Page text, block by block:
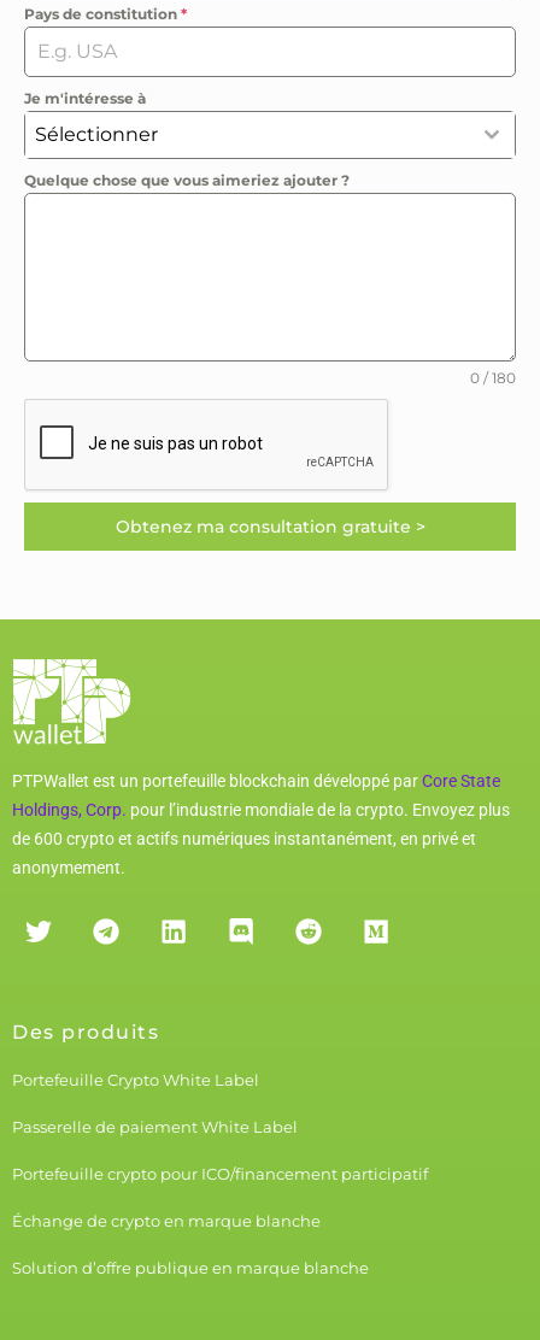
Pays de constitution *
Je m'intéresse à
Sélectionner
Quelque chose que vous aimeriez ajouter ?
0 / 180
Obtenez ma consultation gratuite >
PTPWallet est un portefeuille blockchain développé parCore State
Holdings, Corp. pour l’industrie mondiale de la crypto. Envoyez plus
de 600 crypto et actifs numériques instantanément, en privé et
anonymement.
Des produits
Portefeuille Crypto White Label
Passerelle de paiement White Label
Portefeuille crypto pour ICO/financement participatif
Échange de crypto en marque blanche
Solution d’offre publique en marque blanche